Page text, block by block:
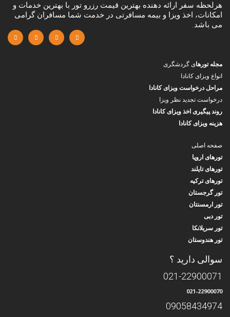
هرلحظه سفر ارائه دهنده بهترین قیمت رزرو تور با بهترین خدمات و
امکانات، اخذ ویزا و بیمه مسافرتی در خدمت شما مسافران گرامی
می باشد.
مجله تورهای گردشگری
انواع ویزای کانادا
مراحل درخواست ویزای کانادا
درخواست تجدید نظر ویزا
روند پیگیری اخذ ویزای کانادا
هزینه ویزای کانادا
صفحه اصلی
تورهای اروپا
تورهای تایلند
تورهای ترکیه
تور گرجستان
تور ارمسنتان
تور دبی
تور سریلانکا
تور هندوستان
سوالی دارید ؟
021-22900071
021-22900070
09058434974